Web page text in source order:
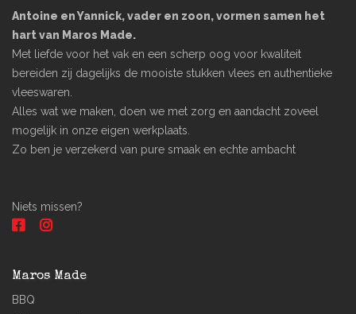
Antoine en Yannick, vader en zoon, vormen samen het
hart van Maros Made.
Met liefde voor het vak en een scherp oog voor kwaliteit
bereiden zij dagelijks de mooiste stukken vlees en authentieke
vleeswaren.
Alles wat we maken, doen we met zorg en aandacht zoveel
mogelijk in onze eigen werkplaats.
Zo ben je verzekerd van pure smaak en echte ambacht
Niets missen?
Maros Made
BBQ